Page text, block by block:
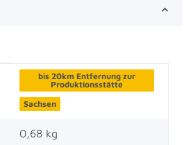
bis 20km Entfernung zur
Produktionsstätte
Sachsen
0,68 kg